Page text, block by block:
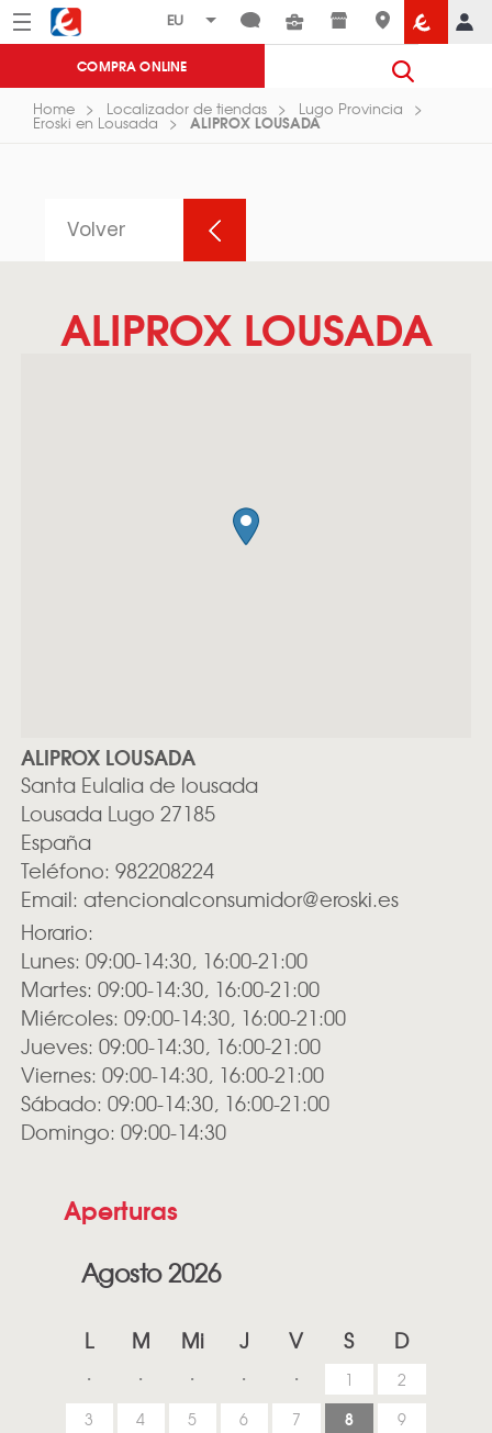
Menú Eroski
COMPRA ONLINE
Home Localizador de tiendas Lugo Provincia
Eroski en Lousada ALIPROX LOUSADA
Volver
ALIPROX LOUSADA
ALIPROX LOUSADA
Santa Eulalia de lousada
Lousada Lugo 27185
España
Teléfono: 982208224
Email: atencionalconsumidor@eroski.es
Horario:
Lunes: 09:00-14:30, 16:00-21:00
Martes: 09:00-14:30, 16:00-21:00
Miércoles: 09:00-14:30, 16:00-21:00
Jueves: 09:00-14:30, 16:00-21:00
Viernes: 09:00-14:30, 16:00-21:00
Sábado: 09:00-14:30, 16:00-21:00
Domingo: 09:00-14:30
Aperturas
Agosto 2026
L M Mi J V S D
1
2
3
4 5 6 7 8
9